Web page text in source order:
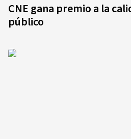
CNE gana premio a la
público